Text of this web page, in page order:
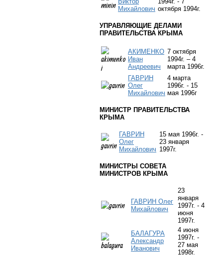
Михайлович октября 1994г.
УПРАВЛЯЮЩИЕ ДЕЛАМИ
ПРАВИТЕЛЬСТВА КРЫМА
АКИМЕНКО
Иван
Андреевич
7 октября
1994г. – 4
марта 1996г.
ГАВРИН
Олег
Михайлович
4 марта
1996г. - 15
мая 1996г
МИНИСТР ПРАВИТЕЛЬСТВА
КРЫМА
ГАВРИН
Олег
Михайлович
15 мая 1996г. -
23 января
1997г.
МИНИСТРЫ СОВЕТА
МИНИСТРОВ КРЫМА
ГАВРИН Олег
Михайлович
23
января
1997г. - 4
июня
1997г.
БАЛАГУРА
Александр
Иванович
4 июня
1997г. -
27 мая
1998г.